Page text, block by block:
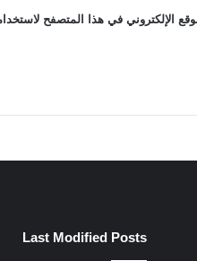
الإلكتروني في هذا المتصفح
Last Modified Posts